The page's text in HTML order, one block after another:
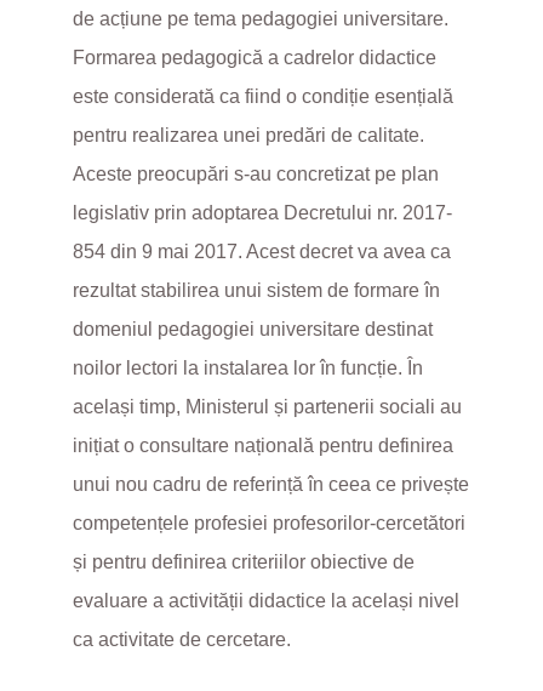
de acțiune pe tema pedagogiei universitare.
Formarea pedagogică a cadrelor didactice
este considerată ca fiind o condiție esențială
pentru realizarea unei predări de calitate.
Aceste preocupări s-au concretizat pe plan
legislativ prin adoptarea Decretului nr. 2017-
854 din 9 mai 2017. Acest decret va avea ca
rezultat stabilirea unui sistem de formare în
domeniul pedagogiei universitare destinat
noilor lectori la instalarea lor în funcție. În
același timp, Ministerul și partenerii sociali au
inițiat o consultare națională pentru definirea
unui nou cadru de referință în ceea ce privește
competențele profesiei profesorilor-cercetători
și pentru definirea criteriilor obiective de
evaluare a activității didactice la același nivel
ca activitate de cercetare.